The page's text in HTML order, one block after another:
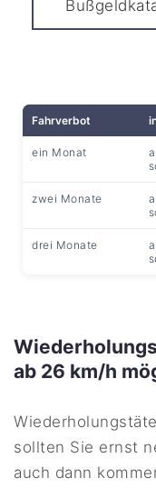
Fahrverbot
ein Monat
zwei Monate
drei Monate
ab 26 km/h
sollten Sie ernst
auch dann